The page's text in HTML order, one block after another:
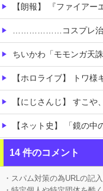
【朗報】 『ファイアーエムブ
………………コスプレ治
ちいかわ「モモンガ天
【ホロライブ】 トワ様
【にじさんじ】 すこや、母親に「ゴミ持ってき
【ネット史】 「鏡の中のアクトレ
【お通し食べ放題】 激安居酒
【消費税1%になったら】 町のお弁当
14 件のコメント
・スパム対策の為URLの記